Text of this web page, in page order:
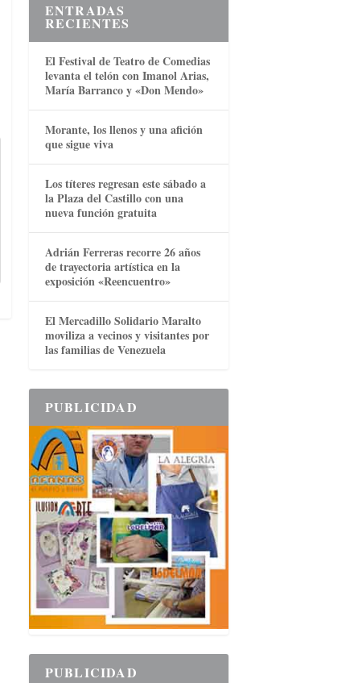
ENTRADAS
RECIENTES
El Festival de Teatro de Comedias
levanta el telón con Imanol Arias,
María Barranco y «Don Mendo»
Morante, los llenos y una afición
que sigue viva
Los títeres regresan este sábado a
la Plaza del Castillo con una
nueva función gratuita
Adrián Ferreras recorre 26 años
de trayectoria artística en la
exposición «Reencuentro»
El Mercadillo Solidario Maralto
moviliza a vecinos y visitantes por
las familias de Venezuela
PUBLICIDAD
PUBLICIDAD